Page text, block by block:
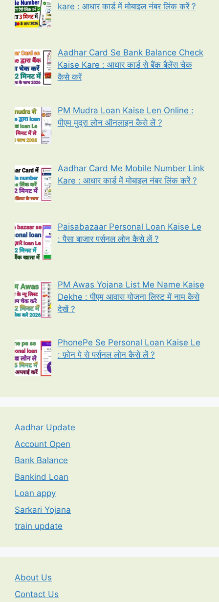
kare : आधार कार्ड में मोबाइल नंबर लिंक करें ?
Aadhar Card Se Bank Balance Check
Kaise Kare : आधार कार्ड से बैंक बैलेंस चेक
कैसे करें
PM Mudra Loan Kaise Len Online :
पीएम मुद्रा लोन ऑनलाइन कैसे लें ?
Aadhar Card Me Mobile Number Link
Kare : आधार कार्ड में मोबाइल नंबर लिंक करें ?
Paisabazaar Personal Loan Kaise Le
: पैसा बाजार पर्सनल लोन कैसे लें ?
PM Awas Yojana List Me Name Kaise
Dekhe : पीएम आवास योजना लिस्ट में नाम कैसे
देखें ?
PhonePe Se Personal Loan Kaise Le
: फ़ोन पे से पर्सनल लोन कैसे लें ?
Aadhar Update
Account Open
Bank Balance
Bankind Loan
Loan appy
Sarkari Yojana
train update
About Us
Contact Us